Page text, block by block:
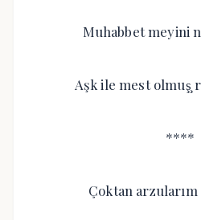
Muhabbet meyini
Aşk ile mest olmuş̧
****
Çoktan